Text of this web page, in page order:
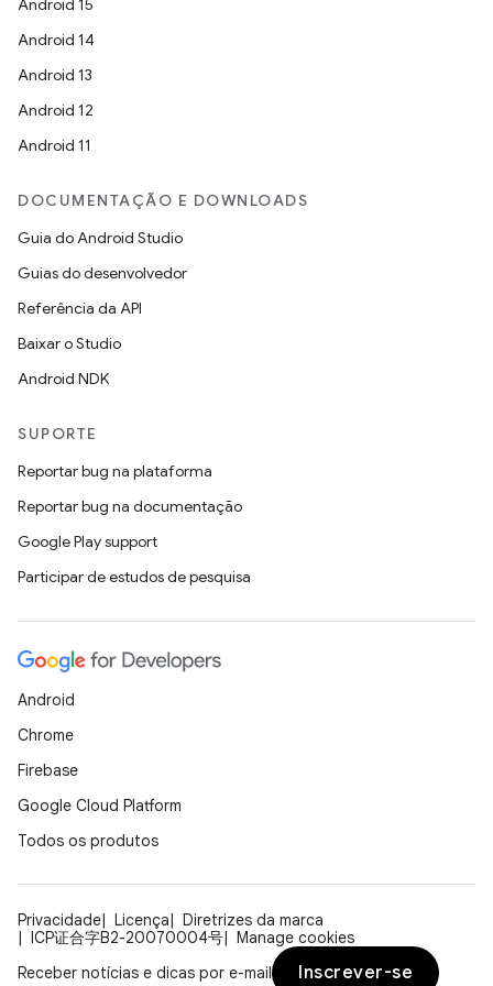
Android 15
Android 14
Android 13
Android 12
Android 11
DOCUMENTAÇÃO E DOWNLOADS
Guia do Android Studio
Guias do desenvolvedor
Referência da API
Baixar o Studio
Android NDK
SUPORTE
Reportar bug na plataforma
Reportar bug na documentação
Google Play support
Participar de estudos de pesquisa
Android
Chrome
Firebase
Google Cloud Platform
Todos os produtos
Privacidade Licença
Diretrizes da marca
ICP证合字B2-20070004号
Manage cookies
Receber notícias e dicas por e-mail
Inscrever-se